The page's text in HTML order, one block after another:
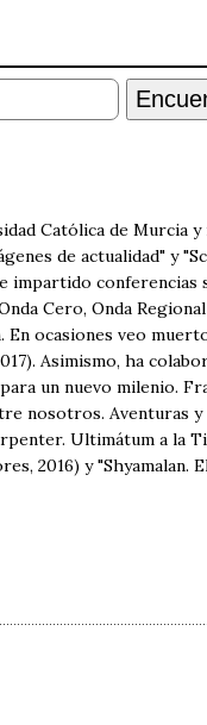
Católica de Murcia
de actualidad" y
impartido conferencias
Cero, Onda
ocasiones veo
Asimismo, ha
un nuevo milenio.
nosotros. Aventuras y
Ultimátum a la
2016) y "Shyamalan.